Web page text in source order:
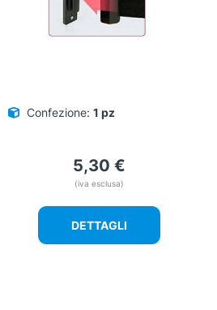
Confezione: 1 pz
5,30€
(iva esclusa)
DETTAGLI